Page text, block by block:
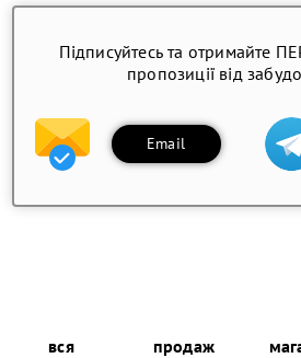
Підписуйтесь та отримайте
пропозиції від
Email
вся продаж